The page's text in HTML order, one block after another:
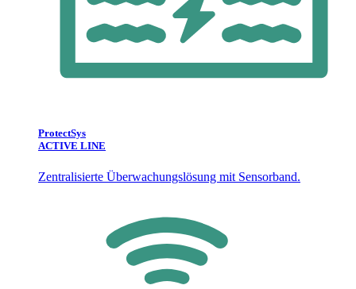
ProtectSys
ACTIVE LINE
Zentralisierte Überwachungslösung mit Sensorband.